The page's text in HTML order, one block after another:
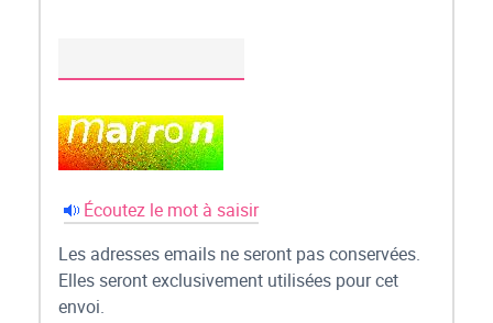
Écoutez le mot à saisir
Les adresses emails ne seront pas conservées.
Elles seront exclusivement utilisées pour cet
envoi.